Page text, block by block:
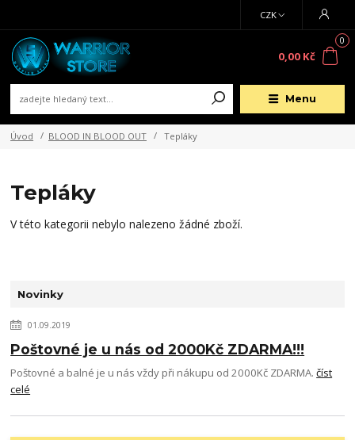
Menu
CZK
0
0,00 Kč
Úvod BLOOD IN BLOOD OUT Tepláky
Tepláky
V této kategorii nebylo nalezeno žádné zboží.
Novinky
01.09.2019
Poštovné je u nás od 2000Kč ZDARMA!!!
Poštovné a balné je u nás vždy při nákupu od 2000Kč ZDARMA.číst
celé